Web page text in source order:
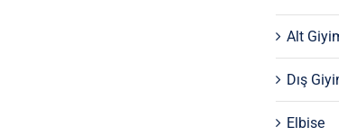
Alt
Dış
Elbise